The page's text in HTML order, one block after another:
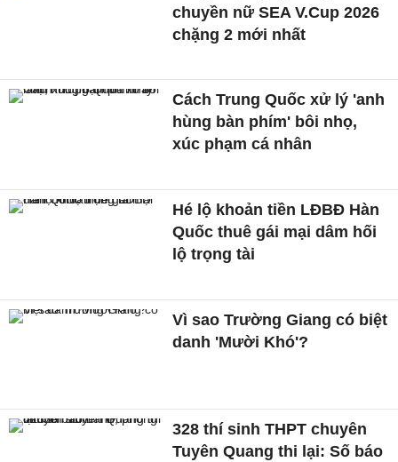
chuyền nữ SEA V.Cup 2026
chặng 2 mới nhất
Cách Trung Quốc xử lý 'anh
hùng bàn phím' bôi nhọ,
xúc phạm cá nhân
Hé lộ khoản tiền LĐBĐ Hàn
Quốc thuê gái mại dâm hối
lộ trọng tài
Vì sao Trường Giang có biệt
danh 'Mười Khó'?
328 thí sinh THPT chuyên
Tuyên Quang thi lại: Số báo